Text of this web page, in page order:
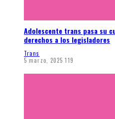
Adolescente trans pasa su
derechos a los legisladores
Trans
5 marzo, 2025 119